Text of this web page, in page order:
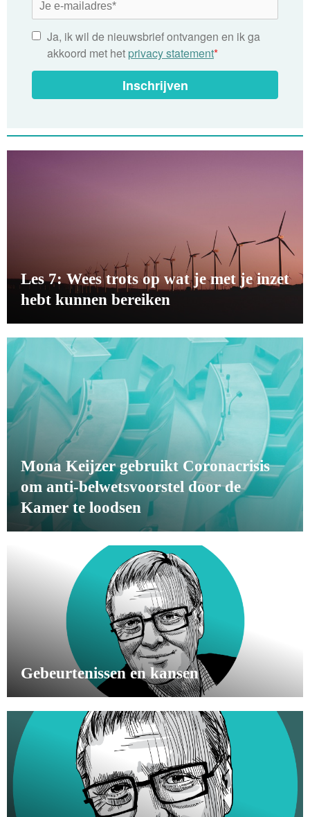
Ja, ik wil de nieuwsbrief ontvangen en ik ga
akkoord met het privacy statement*
Inschrijven
Les 7: Wees trots op wat je met je inzet
hebt kunnen bereiken
Mona Keijzer gebruikt Coronacrisis
om anti-belwetsvoorstel door de
Kamer te loodsen
Gebeurtenissen en kansen